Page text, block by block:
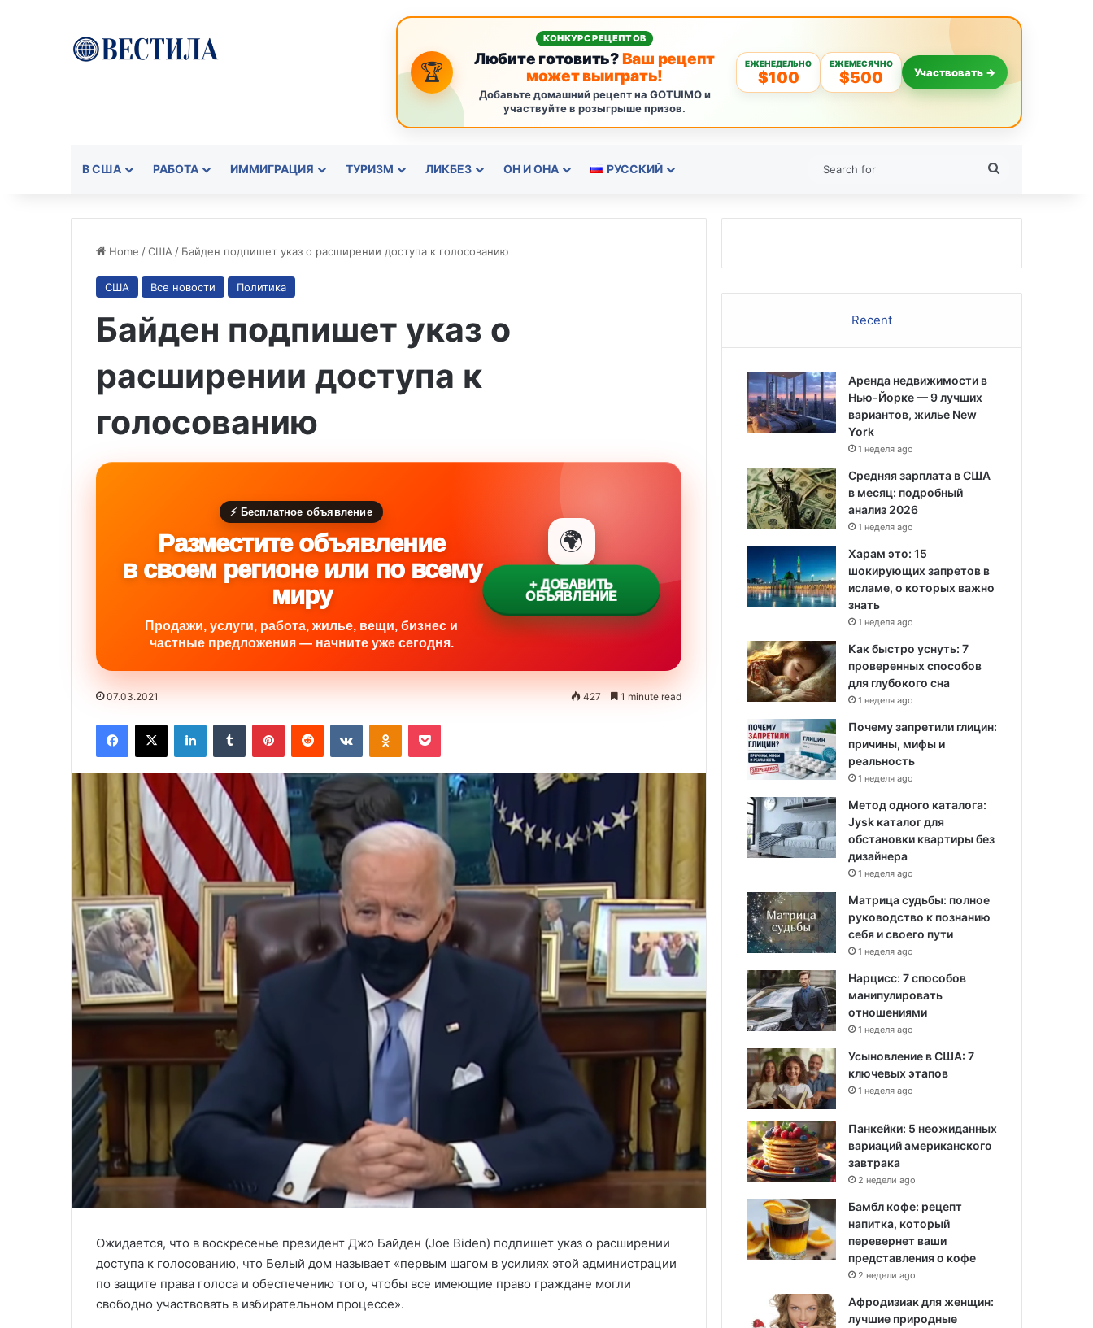
🏆
КОНКУРС РЕЦЕПТОВ
Любите готовить?Ваш рецепт
может выиграть!
Добавьте домашний рецепт на GOTUIMO и
участвуйте в розыгрыше призов.
ЕЖЕНЕДЕЛЬНО
$100
ЕЖЕМЕСЯЧНО
$500 Участвовать →
В США РАБОТА ИММИГРАЦИЯ ТУРИЗМ ЛИКБЕЗ ОН И ОНА РУССКИЙ
Home /США / Байден подпишет указ о расширении доступа к голосованию
США Все новости Политика
Байден подпишет указ о
расширении доступа к
голосованию
⚡ Бесплатное объявление
Разместите объявление
в своем регионе или по всему
миру
Продажи, услуги, работа, жилье, вещи, бизнес и
частные предложения — начните уже сегодня.
🌍
+ ДОБАВИТЬ
ОБЪЯВЛЕНИЕ
07.03.2021 427 1 minute read
Ожидается, что в воскресенье президент Джо Байден (Joe Biden) подпишет указ о расширении
доступа к голосованию, что Белый дом называет «первым шагом в усилиях этой администрации
по защите права голоса и обеспечению того, чтобы все имеющие право граждане могли
свободно участвовать в избирательном процессе».
Recent
Аренда недвижимости в
Нью-Йорке — 9 лучших
вариантов, жилье New
York
1 неделя ago
Средняя зарплата в США
в месяц: подробный
анализ 2026
1 неделя ago
Харам это: 15
шокирующих запретов в
исламе, о которых важно
знать
1 неделя ago
Как быстро уснуть: 7
проверенных способов
для глубокого сна
1 неделя ago
Почему запретили глицин:
причины, мифы и
реальность
1 неделя ago
Метод одного каталога:
Jysk каталог для
обстановки квартиры без
дизайнера
1 неделя ago
Матрица судьбы: полное
руководство к познанию
себя и своего пути
1 неделя ago
Нарцисс: 7 способов
манипулировать
отношениями
1 неделя ago
Усыновление в США: 7
ключевых этапов
1 неделя ago
Панкейки: 5 неожиданных
вариаций американского
завтрака
2 недели ago
Бамбл кофе: рецепт
напитка, который
перевернет ваши
представления о кофе
2 недели ago
Афродизиак для женщин:
лучшие природные